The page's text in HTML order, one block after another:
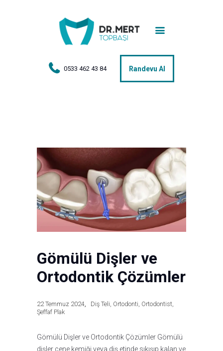
0533 462 43 84 Randevu Al
Anasayfa
Tedaviler
Hakkımda
İletişim
Gömülü Dişler ve
Ortodontik Çözümler
22 Temmuz 2024 Diş Teli, Ortodonti, Ortodontist,
Şeffaf Plak
Gömülü Dişler ve Ortodontik Çözümler Gömülü
dişler çene kemiği veya diş etinde sıkışıp kalan ve